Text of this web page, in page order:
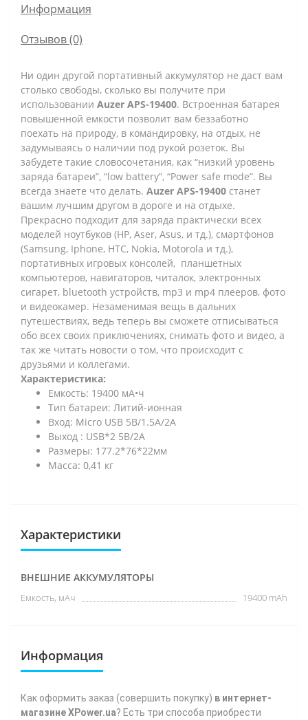
Информация
Отзывов (0)
Ни один другой портативный аккумулятор не даст вам
столько свободы, сколько вы получите при
использовании Auzer APS-19400. Встроенная батарея
повышенной емкости позволит вам беззаботно
поехать на природу, в командировку, на отдых, не
задумываясь о наличии под рукой розеток. Вы
забудете такие словосочетания, как “низкий уровень
заряда батареи”, “low battery”, “Power safe mode”. Вы
всегда знаете что делать. Auzer APS-19400 станет
вашим лучшим другом в дороге и на отдыхе.
Прекрасно подходит для заряда практически всех
моделей ноутбуков (HP, Aser, Asus, и тд.), смартфонов
(Samsung, Iphone, HTC, Nokia, Motorola и тд.),
портативных игровых консолей, планшетных
компьютеров, навигаторов, читалок, электронных
сигарет, bluetooth устройств, mp3 и mp4 плееров, фото
и видеокамер. Незаменимая вещь в дальних
путешествиях, ведь теперь вы сможете отписываться
обо всех своих приключениях, снимать фото и видео, а
так же читать новости о том, что происходит с
друзьями и коллегами.
Характеристика:
Емкость: 19400 мА•ч
Тип батареи: Литий-ионная
Вход: Micro USB 5В/1.5А/2A
Выход : USB*2 5В/2А
Размеры: 177.2*76*22мм
Масса: 0,41 кг
Характеристики
ВНЕШНИЕ АККУМУЛЯТОРЫ
Емкость, мАч 19400 mAh
Информация
Как оформить заказ (совершить покупку) в интернет-
магазине XPower.ua? Есть три способа приобрести